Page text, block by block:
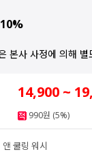
본사 사정에 의해 별
14,900 ~
990원 (5%)
쿨링 워시